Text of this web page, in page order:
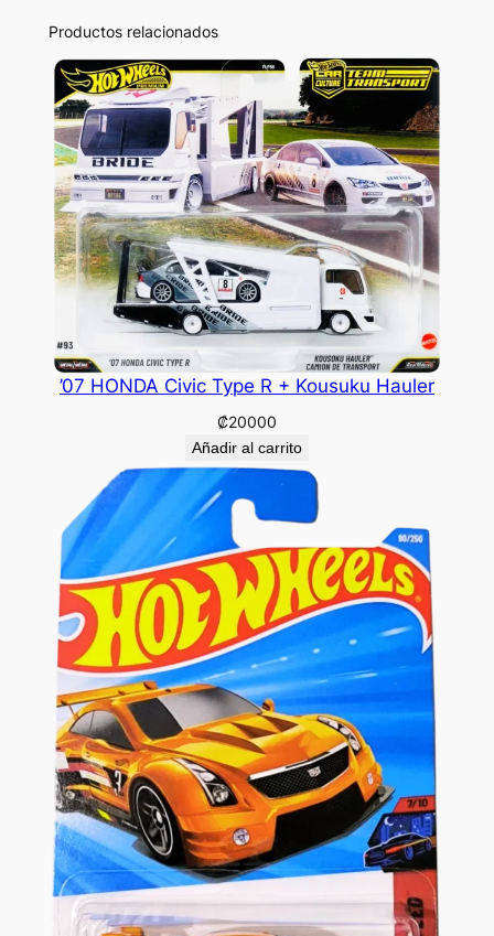
Productos relacionados
’07 HONDA Civic Type R + Kousuku Hauler
₡20000
Añadir al carrito